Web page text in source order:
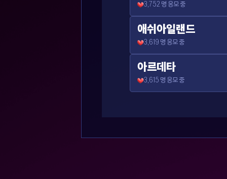
3,752 명 응모 중
애쉬아일랜드
3,619 명 응모 중
아르데타
3,615 명 응모 중